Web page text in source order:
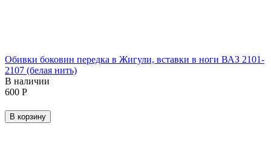
Обивки боковин передка в Жигули, вставки в ноги ВАЗ 2101-
2107 (белая нить)
В наличии
‍600‍ Р
В корзину